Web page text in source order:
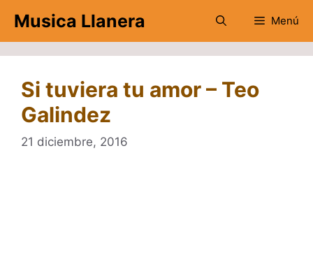
contenido
Musica Llanera Menú
Si tuviera tu amor – Teo
Galindez
21 diciembre, 2016